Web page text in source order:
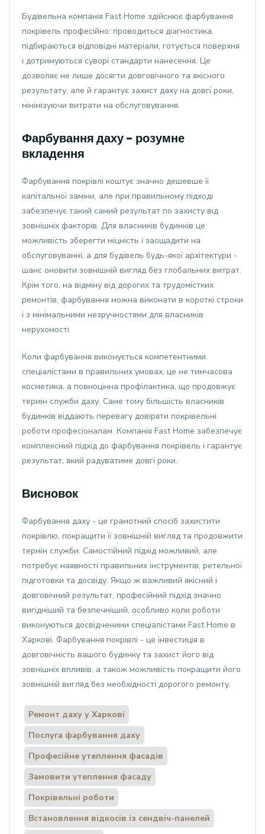
Будівельна компанія Fast Home здійснює фарбування
покрівель професійно: проводиться діагностика,
підбираються відповідні матеріали, готується поверхня
і дотримуються суворі стандарти нанесення. Це
дозволяє не лише досягти довговічного та якісного
результату, але й гарантує захист даху на довгі роки,
мінімізуючи витрати на обслуговування.
Фарбування даху - розумне
вкладення
Фарбування покрівлі коштує значно дешевше її
капітальної заміни, але при правильному підході
забезпечує такий самий результат по захисту від
зовнішніх факторів. Для власників будинків це
можливість зберегти міцність і заощадити на
обслуговуванні, а для будівель будь-якої архітектури -
шанс оновити зовнішній вигляд без глобальних витрат.
Крім того, на відміну від дорогих та трудомістких
ремонтів, фарбування можна виконати в короткі строки
і з мінімальними незручностями для власників
нерухомості.
Коли фарбування виконується компетентними
спеціалістами в правильних умовах, це не тимчасова
косметика, а повноцінна профілактика, що продовжує
термін служби даху. Саме тому більшість власників
будинків віддають перевагу довіряти покрівельні
роботи професіоналам. Компанія Fast Home забезпечує
комплексний підхід до фарбування покрівель і гарантує
результат, який радуватиме довгі роки.
Висновок
Фарбування даху - це грамотний спосіб захистити
покрівлю, покращити її зовнішній вигляд та продовжити
термін служби. Самостійний підхід можливий, але
потребує наявності правильних інструментів, ретельної
підготовки та досвіду. Якщо ж важливий якісний і
довговічний результат, професійний підхід значно
вигідніший та безпечніший, особливо коли роботи
виконуються досвідченими спеціалістами Fast Home в
Харкові. Фарбування покрівлі - це інвестиція в
довговічність вашого будинку та захист його від
зовнішніх впливів, а також можливість покращити його
зовнішній вигляд без необхідності дорогого ремонту.
Ремонт даху у Харкові
Послуга фарбування даху
Професійне утеплення фасадів
Замовити утеплення фасаду
Покрівельні роботи
Встановлення відкосів із сендвіч-панелей